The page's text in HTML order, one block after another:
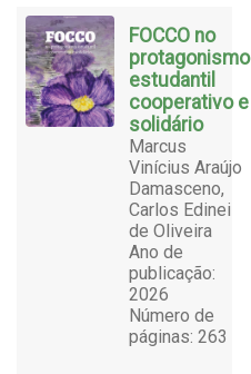
FOCCO no
protagonismo
estudantil
cooperativo e
solidário
Marcus
Vinícius Araújo
Damasceno,
Carlos Edinei
de Oliveira
Ano de
publicação:
2026
Número de
páginas: 263